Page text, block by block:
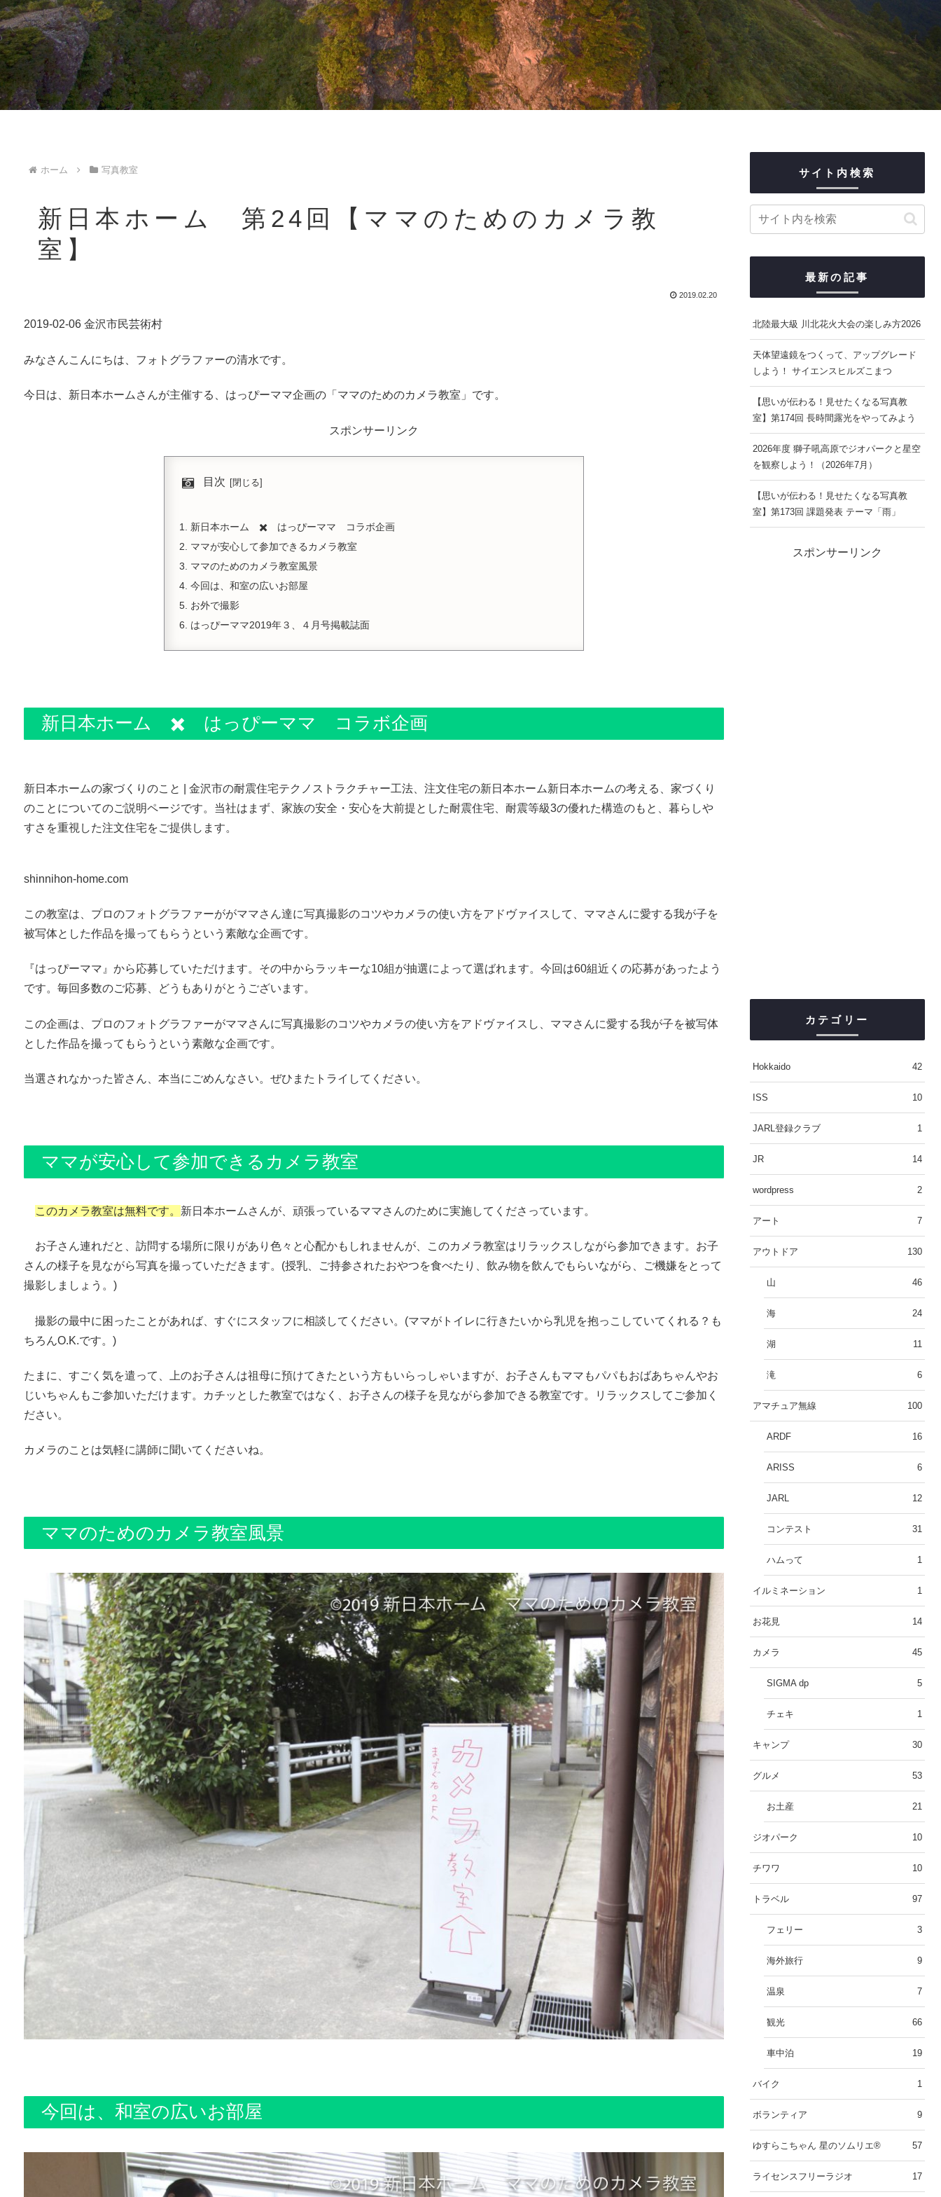
ホーム 写真教室
新日本ホーム 第24回【ママのためのカメラ教
室】
2019.02.20
2019-02-06 金沢市民芸術村
みなさんこんにちは、フォトグラファーの清水です。
今日は、新日本ホームさんが主催する、はっぴーママ企画の「ママのためのカメラ教室」です。
スポンサーリンク
目次
新日本ホーム ✖️ はっぴーママ コラボ企画
ママが安心して参加できるカメラ教室
ママのためのカメラ教室風景
今回は、和室の広いお部屋
お外で撮影
はっぴーママ2019年３、４月号掲載誌面
新日本ホーム ✖️ はっぴーママ コラボ企画
新日本ホームの家づくりのこと | 金沢市の耐震住宅テクノストラクチャー工法、注文住宅の新日本ホーム新日本ホームの考える、家づくり
のことについてのご説明ページです。当社はまず、家族の安全・安心を大前提とした耐震住宅、耐震等級3の優れた構造のもと、暮らしや
すさを重視した注文住宅をご提供します。
shinnihon-home.com
この教室は、プロのフォトグラファーががママさん達に写真撮影のコツやカメラの使い方をアドヴァイスして、ママさんに愛する我が子を
被写体とした作品を撮ってもらうという素敵な企画です。
『はっぴーママ』から応募していただけます。その中からラッキーな10組が抽選によって選ばれます。今回は60組近くの応募があったよう
です。毎回多数のご応募、どうもありがとうございます。
この企画は、プロのフォトグラファーがママさんに写真撮影のコツやカメラの使い方をアドヴァイスし、ママさんに愛する我が子を被写体
とした作品を撮ってもらうという素敵な企画です。
当選されなかった皆さん、本当にごめんなさい。ぜひまたトライしてください。
ママが安心して参加できるカメラ教室
このカメラ教室は無料です。 新日本ホームさんが、頑張っているママさんのために実施してくださっています。
お子さん連れだと、訪問する場所に限りがあり色々と心配かもしれませんが、このカメラ教室はリラックスしながら参加できます。お子
さんの様子を見ながら写真を撮っていただきます。(授乳、ご持参されたおやつを食べたり、飲み物を飲んでもらいながら、ご機嫌をとって
撮影しましょう。)
撮影の最中に困ったことがあれば、すぐにスタッフに相談してください。(ママがトイレに行きたいから乳児を抱っこしていてくれる？も
ちろんO.K.です。)
たまに、すごく気を遣って、上のお子さんは祖母に預けてきたという方もいらっしゃいますが、お子さんもママもパパもおばあちゃんやお
じいちゃんもご参加いただけます。カチッとした教室ではなく、お子さんの様子を見ながら参加できる教室です。リラックスしてご参加く
ださい。
カメラのことは気軽に講師に聞いてくださいね。
ママのためのカメラ教室風景
今回は、和室の広いお部屋
サイト内検索
最新の記事
北陸最大級 川北花火大会の楽しみ方2026
天体望遠鏡をつくって、アップグレード
しよう！ サイエンスヒルズこまつ
【思いが伝わる！見せたくなる写真教
室】第174回 長時間露光をやってみよう
2026年度 獅子吼高原でジオパークと星空
を観察しよう！（2026年7月）
【思いが伝わる！見せたくなる写真教
室】第173回 課題発表 テーマ「雨」
スポンサーリンク
カテゴリー
Hokkaido 42
ISS 10
JARL登録クラブ 1
JR 14
wordpress 2
アート 7
アウトドア 130
山 46
海 24
湖 11
滝 6
アマチュア無線 100
ARDF 16
ARISS 6
JARL 12
コンテスト 31
ハムって 1
イルミネーション 1
お花見 14
カメラ 45
SIGMA dp 5
チェキ 1
キャンプ 30
グルメ 53
お土産 21
ジオパーク 10
チワワ 10
トラベル 97
フェリー 3
海外旅行 9
温泉 7
観光 66
車中泊 19
バイク 1
ボランティア 9
ゆすらこちゃん 星のソムリエ®︎ 57
ライセンスフリーラジオ 17